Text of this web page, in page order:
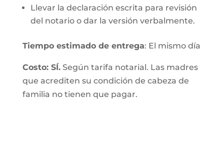
Llevar la declaración escrita para revisión
del notario o dar la versión verbalmente.
Tiempo estimado de entrega: El mismo día
Costo: SÍ.Según tarifa notarial. Las madres
que acrediten su condición de cabeza de
familia no tienen que pagar.